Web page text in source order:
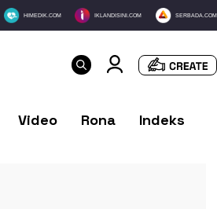
HIMEDIK.COM IKLANDISINI.COM SERBADA.COM
Video Rona Indeks